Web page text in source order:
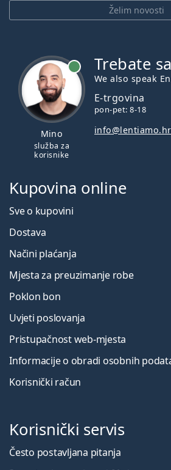
Želim novosti
Mino
služba za
korisnike
Trebate
We also speak
E-trgovina
pon-pet: 8-18
info@lentiamo.hr
Kupovina online
Sve o kupovini
Dostava
Načini plaćanja
Mjesta za preuzimanje robe
Poklon bon
Uvjeti poslovanja
Pristupačnost web-mjesta
Informacije o obradi osobnih
Korisnički račun
Korisnički servis
Često postavljana pitanja